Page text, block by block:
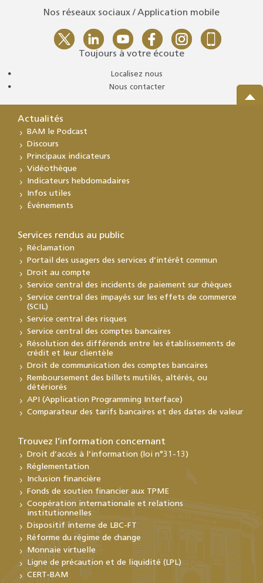
Nos réseaux sociaux / Application mobile
Toujours à votre écoute
Localisez nous
Nous contacter
Actualités
BAM le Podcast
Discours
Principaux indicateurs
Vidéothèque
Indicateurs hebdomadaires
Infos utiles
Événements
Services rendus au public
Réclamation
Portail des usagers des services d’intérêt commun
Droit au compte
Service central des incidents de paiement sur chèques
Service central des impayés sur les effets de commerce
(SCIL)
Service central des risques
Service central des comptes bancaires
Résolution des différends entre les établissements de
crédit et leur clientèle
Droit de communication des comptes bancaires
Remboursement des billets mutilés, altérés, ou
détériorés
API (Application Programming Interface)
Comparateur des tarifs bancaires et des dates de valeur
Trouvez l’information concernant
Droit d’accès à l’information (loi n°31-13)
Réglementation
Inclusion financière
Fonds de soutien financier aux TPME
Coopération internationale et relations
institutionnelles
Dispositif interne de LBC-FT
Réforme du régime de change
Monnaie virtuelle
Ligne de précaution et de liquidité (LPL)
CERT-BAM